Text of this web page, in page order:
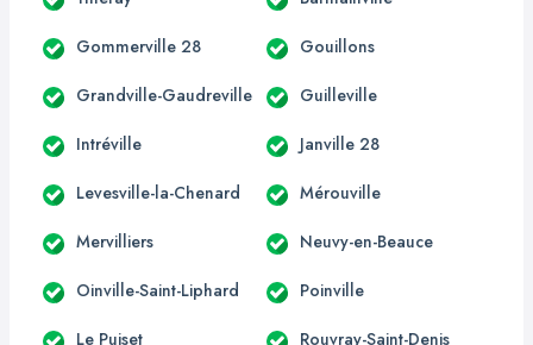
Gommerville 28 Gouillons
Grandville-Gaudreville Guilleville
Intréville Janville 28
Levesville-la-Chenard Mérouville
Mervilliers Neuvy-en-Beauce
Oinville-Saint-Liphard Poinville
Le Puiset Rouvray-Saint-Denis